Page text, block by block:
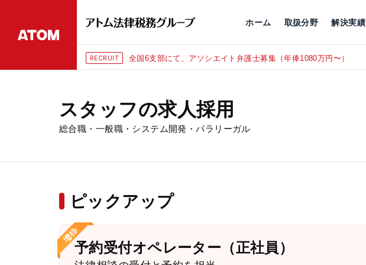
ホーム 取扱分野 解決実績
RECRUIT 全国6支部にて、アソシエイト弁護士募集（年俸1080万円〜）
スタッフの求人採用
総合職・一般職・システム開発・パラリーガル
ピックアップ
予約受付オペレーター（正社員）